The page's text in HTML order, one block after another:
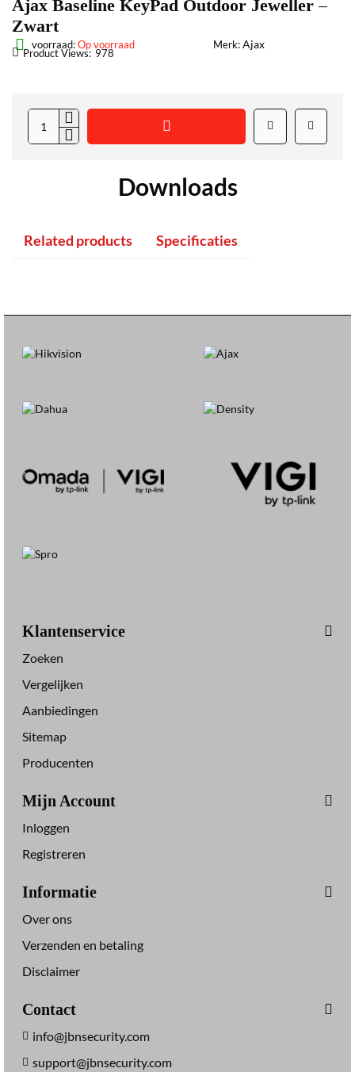
Ajax Baseline KeyPad Outdoor Jeweller –
Zwart
voorraad:Op voorraad Merk:Ajax
Product Views: 978
Downloads
Related products Specificaties
Klantenservice
Zoeken
Vergelijken
Aanbiedingen
Sitemap
Producenten
Mijn Account
Inloggen
Registreren
Informatie
Over ons
Verzenden en betaling
Disclaimer
Contact
info@jbnsecurity.com
support@jbnsecurity.com